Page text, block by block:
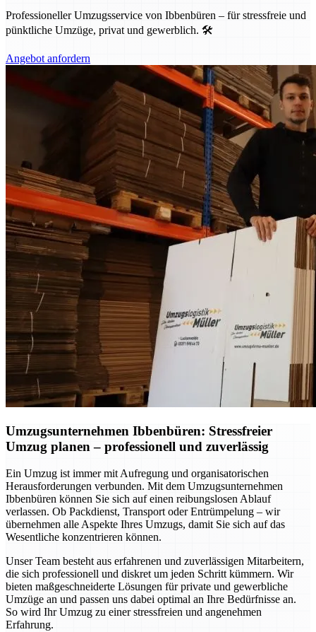
Professioneller Umzugsservice von Ibbenbüren – für stressfreie und
pünktliche Umzüge, privat und gewerblich. 🛠️
Angebot anfordern
Umzugsunternehmen Ibbenbüren: Stressfreier
Umzug planen – professionell und zuverlässig
Ein Umzug ist immer mit Aufregung und organisatorischen
Herausforderungen verbunden. Mit dem Umzugsunternehmen
Ibbenbüren können Sie sich auf einen reibungslosen Ablauf
verlassen. Ob Packdienst, Transport oder Entrümpelung – wir
übernehmen alle Aspekte Ihres Umzugs, damit Sie sich auf das
Wesentliche konzentrieren können.
Unser Team besteht aus erfahrenen und zuverlässigen Mitarbeitern,
die sich professionell und diskret um jeden Schritt kümmern. Wir
bieten maßgeschneiderte Lösungen für private und gewerbliche
Umzüge an und passen uns dabei optimal an Ihre Bedürfnisse an.
So wird Ihr Umzug zu einer stressfreien und angenehmen
Erfahrung.